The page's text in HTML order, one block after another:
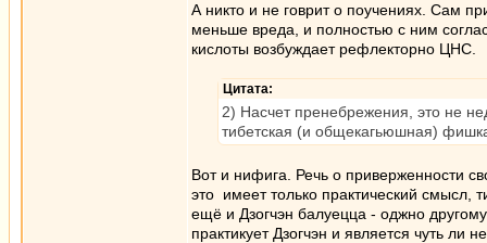
А никто и не говрит о поучениях. Сам
меньше вреда, и полностью с ним
кислоты возбуждает рефлекторно ЦНС.
Цитата:
2) Насчет пренебрежения, это не
тибетская (и общекагьюшная)
Вот и нифига. Речь о приверженности
это имеет только практический смысл,
ещё и Дзогчэн балуецца - оджно
практикует Дзогчэн и является чуть ли